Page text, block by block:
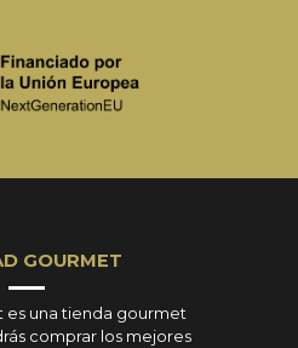
GOURMET
es una tienda gourmet
comprar los mejores